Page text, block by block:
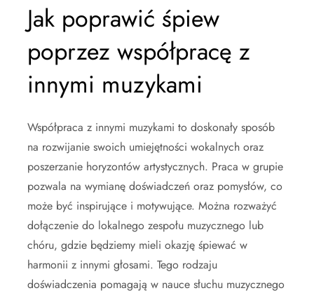
Jak poprawić śpiew
poprzez współpracę z
innymi muzykami
Współpraca z innymi muzykami to doskonały sposób
na rozwijanie swoich umiejętności wokalnych oraz
poszerzanie horyzontów artystycznych. Praca w grupie
pozwala na wymianę doświadczeń oraz pomysłów, co
może być inspirujące i motywujące. Można rozważyć
dołączenie do lokalnego zespołu muzycznego lub
chóru, gdzie będziemy mieli okazję śpiewać w
harmonii z innymi głosami. Tego rodzaju
doświadczenia pomagają w nauce słuchu muzycznego